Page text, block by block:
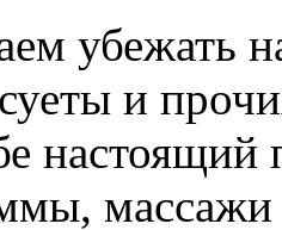
убежать
и
массажи